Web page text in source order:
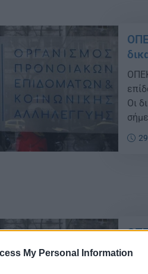
My Personal Information
Οι
τη